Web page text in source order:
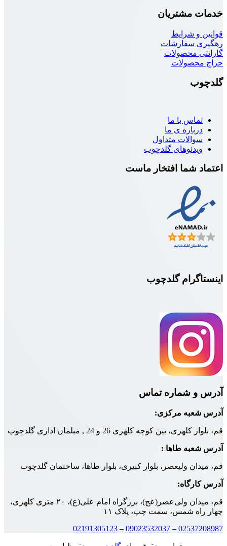
مشتریان
شرایط
سفارشات
محصولات
با ما
ی ما
متداول
گلدچوب
شما افتخار ماست
گلدچوب
شماره تماس
مرکزی:
بین کوچه کلهری 26 و 24 , مبلمان اداری گلدچوب
طاها :
ولیعصر، بلوار کبیری، بلوار طاها، ساختمان گلدچوب
قم، میدان ولی‌عصر(عج)، بزرگراه امام علی(ع)، ۲۰ متری کلهری،
شمس، سمت چپ، پلاک ۱۱
–
09023532037
–
02191305123